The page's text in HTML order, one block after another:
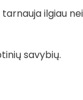
ilgiau
savybių.